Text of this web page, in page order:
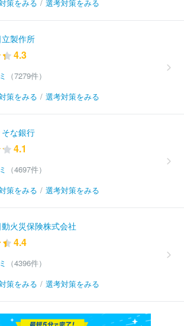
策をみる / 選考対策をみる
製作所
4.3
（7279件）
策をみる / 選考対策をみる
な銀行
4.1
（4697件）
策をみる / 選考対策をみる
火災保険株式会社
4.4
（4396件）
策をみる / 選考対策をみる